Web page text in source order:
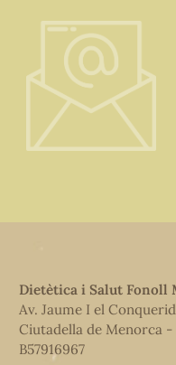
Dietètica i Salut Fonoll
Av. Jaume I el
Ciutadella de Menorca -
B57916967